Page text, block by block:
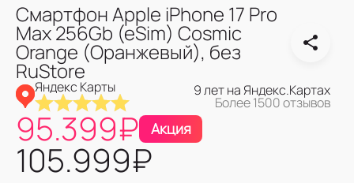
Смартфон Apple iPhone 17 Pro
Max 256Gb (eSim) Cosmic
Orange (Оранжевый), без
RuStore
Яндекс Карты 9 лет на Яндекс.Картах
Более 1500 отзывов
95.399₽ Акция
105.999₽